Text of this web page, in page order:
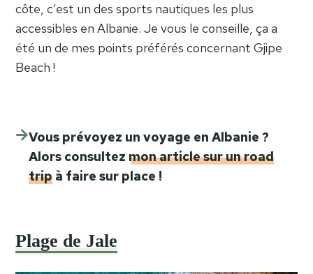
côte, c’est un des sports nautiques les plus
accessibles en Albanie. Je vous le conseille, ça a
été un de mes points préférés concernant Gjipe
Beach !
Vous prévoyez un voyage en Albanie ?
Alors consultez mon article sur un road
trip à faire sur place !
Plage de Jale